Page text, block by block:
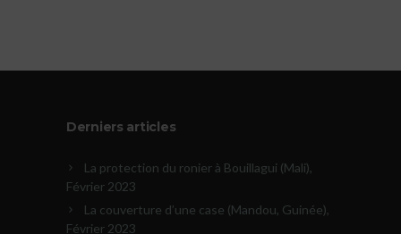
Derniers articles
La protection du ronier à Bouillagui (Mali),
Février 2023
La couverture d’une case (Mandou, Guinée),
Février 2023